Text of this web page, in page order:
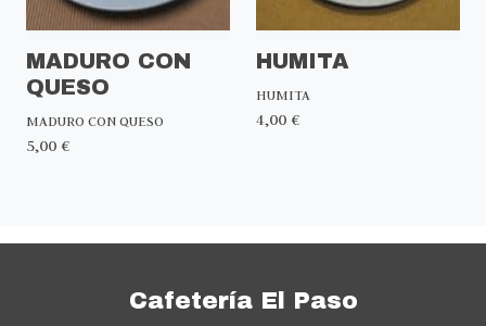
MADURO CON
QUESO
MADURO CON QUESO
5,00 €
HUMITA
HUMITA
4,00 €
Cafetería El Paso